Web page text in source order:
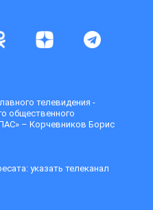
телевидения -
общественного
– Корчевников Борис
указать телеканал